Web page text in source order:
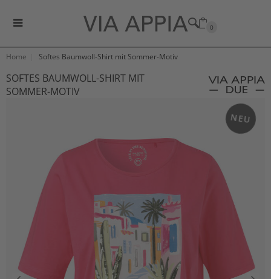
0
Home Softes Baumwoll-Shirt mit Sommer-Motiv
SOFTES BAUMWOLL-SHIRT MIT
SOMMER-MOTIV
NEU